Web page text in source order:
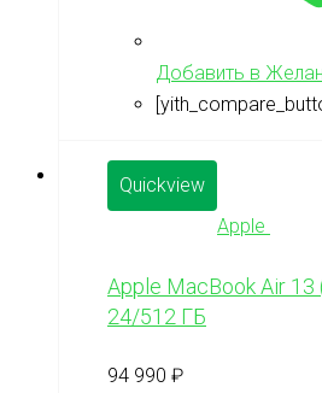
Добавить в
Quickview
Apple
Apple MacBook Air 13
24/512 ГБ
94 990 ₽